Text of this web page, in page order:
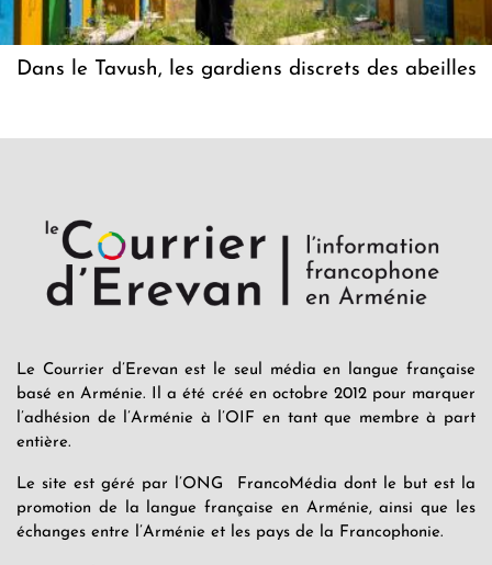
Dans le Tavush, les gardiens discrets des abeilles
Le Courrier d’Erevan est le seul média en langue française
basé en Arménie. Il a été créé en octobre 2012 pour marquer
l’adhésion de l’Arménie à l’OIF en tant que membre à part
entière.
Le site est géré par l’ONG FrancoMédia dont le but est la
promotion de la langue française en Arménie, ainsi que les
échanges entre l’Arménie et les pays de la Francophonie.